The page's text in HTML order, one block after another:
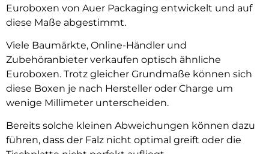
Euroboxen von Auer Packaging entwickelt und auf
diese Maße abgestimmt.
Viele Baumärkte, Online-Händler und
Zubehöranbieter verkaufen optisch ähnliche
Euroboxen. Trotz gleicher Grundmaße können sich
diese Boxen je nach Hersteller oder Charge um
wenige Millimeter unterscheiden.
Bereits solche kleinen Abweichungen können dazu
führen, dass der Falz nicht optimal greift oder die